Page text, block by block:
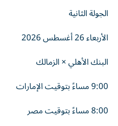
الجولة الثانية
الأربعاء 26 أغسطس 2026
البنك الأهلي × الزمالك
9:00 مساءً بتوقيت الإمارات
8:00 مساءً بتوقيت مصر